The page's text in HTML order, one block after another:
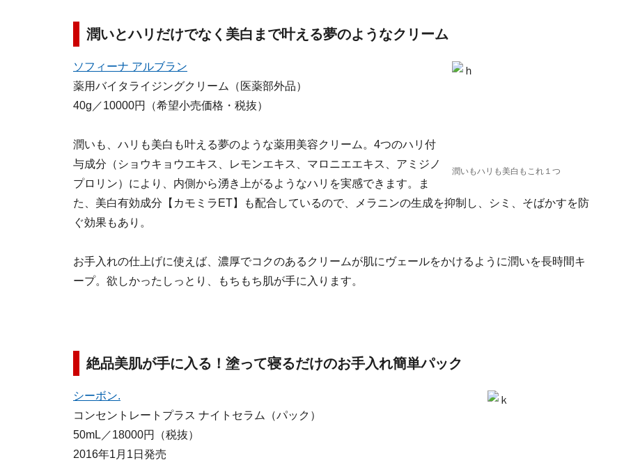
潤いとハリだけでなく美白まで叶える夢のようなクリーム
潤いもハリも美白もこれ１つ
ソフィーナ アルブラン
薬用バイタライジングクリーム（医薬部外品）
40g／10000円（希望小売価格・税抜）
潤いも、ハリも美白も叶える夢のような薬用美容クリーム。4つのハリ付
与成分（ショウキョウエキス、レモンエキス、マロニエエキス、アミジノ
プロリン）により、内側から湧き上がるようなハリを実感できます。ま
た、美白有効成分【カモミラET】も配合しているので、メラニンの生成を抑制し、シミ、そばかすを防
ぐ効果もあり。
お手入れの仕上げに使えば、濃厚でコクのあるクリームが肌にヴェールをかけるように潤いを長時間キ
ープ。欲しかったしっとり、もちもち肌が手に入ります。
絶品美肌が手に入る！塗って寝るだけのお手入れ簡単パック
シーボン.
コンセントレートプラス ナイトセラム（パック）
50mL／18000円（税抜）
2016年1月1日発売